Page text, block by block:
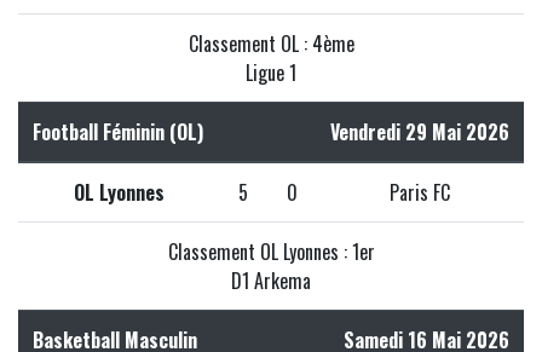
Classement OL : 4ème
Ligue 1
Football Féminin (OL) Vendredi 29 Mai 2026
OL Lyonnes 5 0 Paris FC
Classement OL Lyonnes : 1er
D1 Arkema
Basketball Masculin Samedi 16 Mai 2026